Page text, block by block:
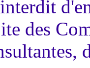
des